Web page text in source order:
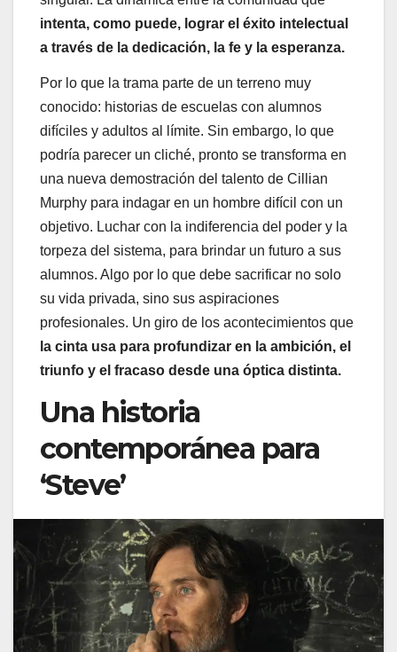
intenta, como puede, lograr el éxito intelectual
a través de la dedicación, la fe y la esperanza.
Por lo que la trama parte de un terreno muy
conocido: historias de escuelas con alumnos
difíciles y adultos al límite. Sin embargo, lo que
podría parecer un cliché, pronto se transforma en
una nueva demostración del talento de Cillian
Murphy para indagar en un hombre difícil con un
objetivo. Luchar con la indiferencia del poder y la
torpeza del sistema, para brindar un futuro a sus
alumnos. Algo por lo que debe sacrificar no solo
su vida privada, sino sus aspiraciones
profesionales. Un giro de los acontecimientos que
la cinta usa para profundizar en la ambición, el
triunfo y el fracaso desde una óptica distinta.
Una historia
contemporánea para
‘Steve’